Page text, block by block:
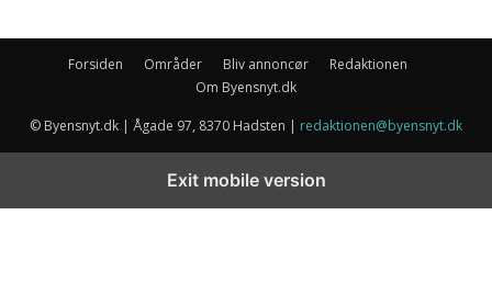
Forsiden Områder Bliv annoncør
Redaktionen
Om Byensnyt.dk
© Byensnyt.dk | Ågade 97, 8370 Hadsten | redaktionen@byensnyt.dk
Exit mobile version